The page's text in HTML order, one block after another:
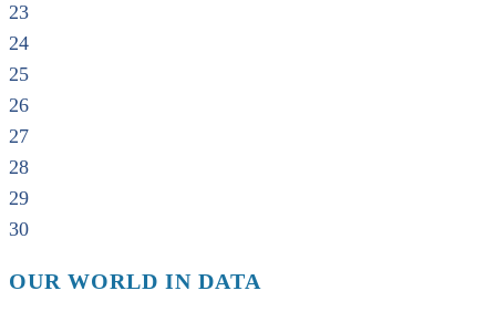
23
24
25
26
27
28
29
30
OUR WORLD IN DATA